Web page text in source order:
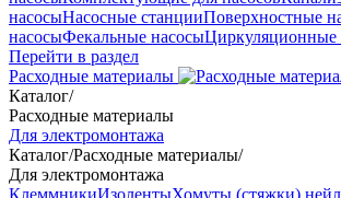
насосыНасосные станцииПоверхностные
насосыФекальные насосыЦиркуляционные
Перейти в раздел
Расходные материалы
Каталог/
Расходные материалы
Для электромонтажа
Каталог/Расходные материалы/
Для электромонтажа
КлеммникиИзолентыХомуты (стяжки)